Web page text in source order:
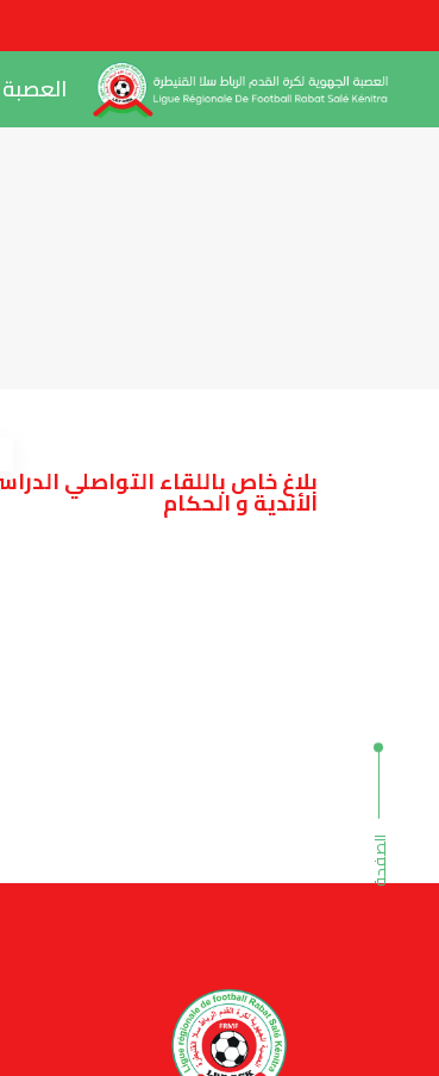
العصبة
الصفحة
بلاغ خاص باللقاء التواصلي
الأندية و الحكام